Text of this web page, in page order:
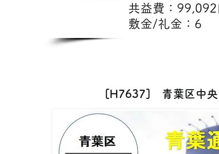
共益費：
敷金/礼金：6
[H7637] 青葉区中央